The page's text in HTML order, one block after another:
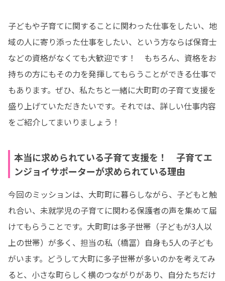
子どもや子育てに関することに関わった仕事をしたい、地
域の人に寄り添った仕事をしたい、という方ならば保育士
などの資格がなくても大歓迎です！　もちろん、資格をお
持ちの方にもその力を発揮してもらうことができる仕事で
もあります。ぜひ、私たちと一緒に大町町の子育て支援を
盛り上げていただきたいです。それでは、詳しい仕事内容
をご紹介してまいりましょう！
本当に求められている子育て支援を！ 子育てエ
ンジョイサポーターが求められている理由
今回のミッションは、大町町に暮らしながら、子どもと触
れ合い、未就学児の子育てに関わる保護者の声を集めて届
けてもらうことです。大町町は多子世帯（子どもが3人以
上の世帯）が多く、担当の私（橋冨）自身も5人の子ども
がいます。どうして大町に多子世帯が多いのかを考えてみ
ると、小さな町らしく横のつながりがあり、自分たちだけ